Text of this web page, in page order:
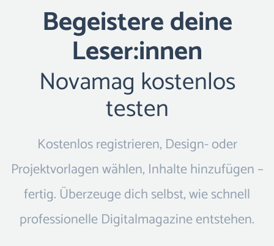
Begeistere deine
Leser:innen
Novamag kostenlos
testen
Kostenlos registrieren, Design- oder
Projektvorlagen wählen, Inhalte hinzufügen –
fertig. Überzeuge dich selbst, wie schnell
professionelle Digitalmagazine entstehen.